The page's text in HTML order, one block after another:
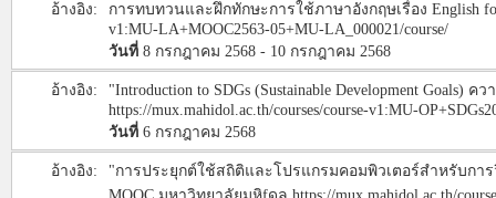
อ้างอิง:
การทบทวนและฝึกทักษะการใช้ภาษาอังกฤษเรื่อง English for
v1:MU-LA+MOOC2563-05+MU-LA_000021/course/
วันที่ 8 กรกฎาคม 2568 - 10 กรกฎาคม 2568
อ้างอิง:
"Introduction to SDGs (Sustainable Development
https://mux.mahidol.ac.th/courses/course-v1:MU-
วันที่ 6 กรกฎาคม 2568
อ้างอิง:
"การประยุกต์ใช้สถิติและโปรแกรมคอมพิวเตอร์สำหรับการวิจั